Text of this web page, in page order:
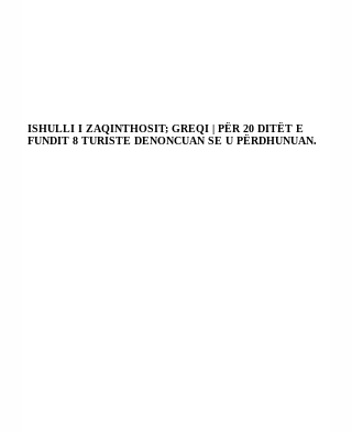
ISHULLI I ZAQINTHOSIT; GREQI | PËR 20 DITËT E
FUNDIT 8 TURISTE DENONCUAN SE U PËRDHUNUAN.